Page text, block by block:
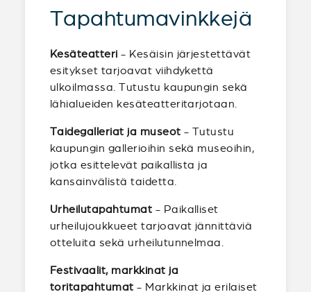
Tapahtumavinkkejä
Kesäteatteri - Kesäisin järjestettävät
esitykset tarjoavat viihdykettä
ulkoilmassa. Tutustu kaupungin sekä
lähialueiden kesäteatteritarjotaan.
Taidegalleriat ja museot - Tutustu
kaupungin gallerioihin sekä museoihin,
jotka esittelevät paikallista ja
kansainvälistä taidetta.
Urheilutapahtumat - Paikalliset
urheilujoukkueet tarjoavat jännittäviä
otteluita sekä urheilutunnelmaa.
Festivaalit, markkinat ja
toritapahtumat - Markkinat ja erilaiset